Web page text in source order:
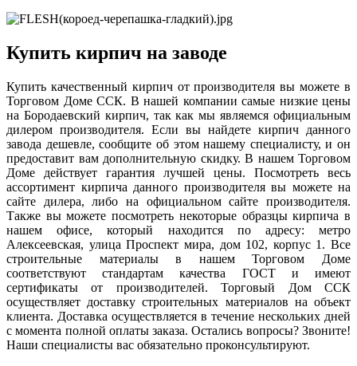
Купить кирпич на заводе
Купить качественный кирпич от производителя вы можете в
Торговом Доме ССК. В нашей компании самые низкие цены
на Бородаевский кирпич, так как мы являемся официальным
дилером производителя. Если вы найдете кирпич данного
завода дешевле, сообщите об этом нашему специалисту, и он
предоставит вам дополнительную скидку. В нашем Торговом
Доме действует гарантия лучшей цены. Посмотреть весь
ассортимент кирпича данного производителя вы можете на
сайте дилера, либо на официальном сайте производителя.
Также вы можете посмотреть некоторые образцы кирпича в
нашем офисе, который находится по адресу: метро
Алексеевская, улица Проспект мира, дом 102, корпус 1. Все
строительные материалы в нашем Торговом Доме
соответствуют стандартам качества ГОСТ и имеют
сертификаты от производителей. Торговый Дом ССК
осуществляет доставку строительных материалов на объект
клиента. Доставка осуществляется в течение нескольких дней
с момента полной оплаты заказа. Остались вопросы? Звоните!
Наши специалисты вас обязательно проконсультируют.